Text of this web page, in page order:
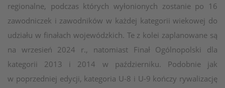
regionalne, podczas których wyłonionych zostanie po 16
zawodniczek i zawodników w każdej kategorii wiekowej do
udziału w finałach wojewódzkich. Te z kolei zaplanowane są
na wrzesień 2024 r., natomiast Finał Ogólnopolski dla
kategorii 2013 i 2014 w październiku. Podobnie jak
w poprzedniej edycji, kategoria U-8 i U-9 kończy rywalizację